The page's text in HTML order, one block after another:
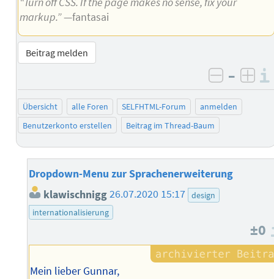
markup.”—fantasai
Beitrag melden
negativ
–
Übersicht alle Foren SELFHTML-Forum
anmelden
Benutzerkonto erstellen
Beitrag im Thread-Baum
Dropdown-Menu zur Sprachenerweiterung
klawischnigg26.07.2020 15:17 design
internationalisierung
±0
Mein lieber Gunnar,